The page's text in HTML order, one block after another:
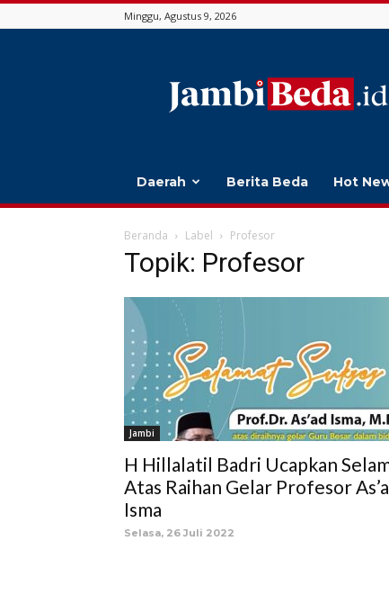
Minggu, Agustus 9, 2026
Beda
Daerah Berita Beda Hot
Beranda Label Profesor
Topik: Profesor
Jambi
H Hillalatil Badri Ucapkan
Atas Raihan Gelar Profesor
Isma
Selasa, 26 Juli 2022